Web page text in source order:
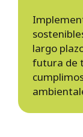
largo
futura de